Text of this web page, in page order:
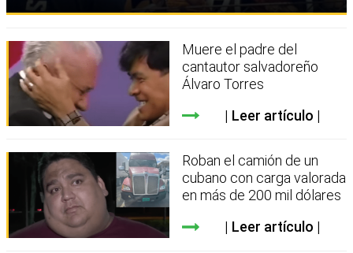
Muere el padre del
cantautor salvadoreño
Álvaro Torres
Leer artículo
Roban el camión de un
cubano con carga valorada
en más de 200 mil dólares
Leer artículo